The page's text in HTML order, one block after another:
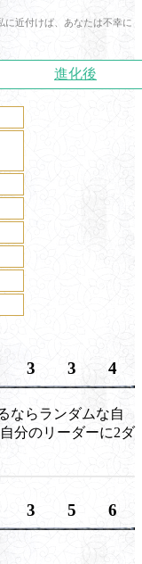
に近付けば、あなたは不幸に
進化後
3 3 4
ならランダムな自
分のリーダーに2ダ
3 5 6